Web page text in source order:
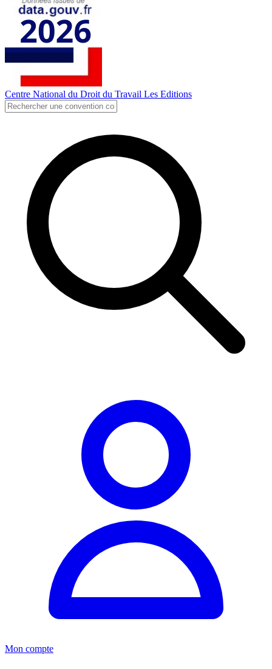
Centre National du Droit du Travail Les Editions
Mon compte